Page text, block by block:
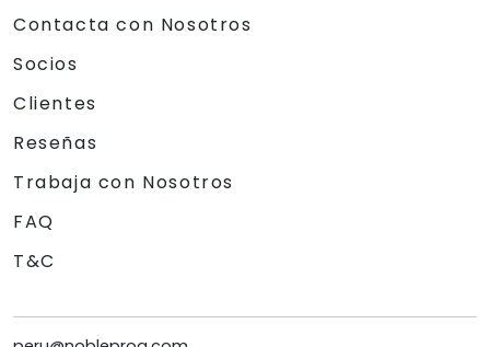
Contacta con Nosotros
Socios
Clientes
Reseñas
Trabaja con Nosotros
FAQ
T&C